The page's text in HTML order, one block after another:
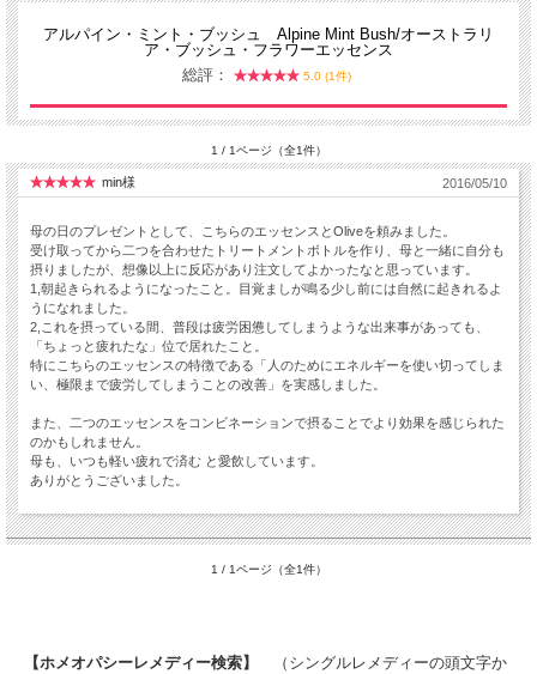
アルパイン・ミント・ブッシュ Alpine Mint Bush/オーストラリ
ア・ブッシュ・フラワーエッセンス
総評：
5.0 (1件)
1 / 1ページ（全1件）
min様 2016/05/10
母の日のプレゼントとして、こちらのエッセンスとOliveを頼みました。
受け取ってから二つを合わせたトリートメントボトルを作り、母と一緒に自分も
摂りましたが、想像以上に反応があり注文してよかったなと思っています。
1,朝起きられるようになったこと。目覚ましが鳴る少し前には自然に起きれるよ
うになれました。
2,これを摂っている間、普段は疲労困憊してしまうような出来事があっても、
「ちょっと疲れたな」位で居れたこと。
特にこちらのエッセンスの特徴である「人のためにエネルギーを使い切ってしま
い、極限まで疲労してしまうことの改善」を実感しました。
また、二つのエッセンスをコンビネーションで摂ることでより効果を感じられた
のかもしれません。
母も、いつも軽い疲れで済む と愛飲しています。
ありがとうございました。
1 / 1ページ（全1件）
【ホメオパシーレメディー検索】
（シングルレメディーの頭文字か